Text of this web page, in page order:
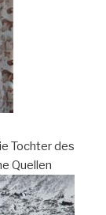
Tochter des
Quellen